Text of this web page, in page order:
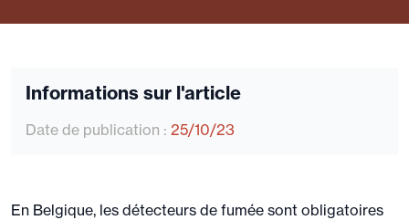
En Belgique, les détecteurs de fumée sont obligatoires
Informations sur l'article
Date de publication : 25/10/23